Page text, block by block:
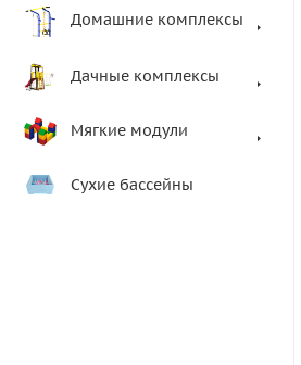
Домашние комплексы
Дачные комплексы
Мягкие модули
Сухие бассейны